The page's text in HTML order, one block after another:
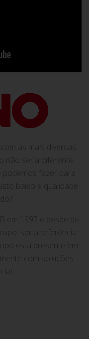
as mais diversas
seria diferente.
podemos fazer para
baixo e qualidade
em 1997 e desde de
ser a referência
está presente em
com soluções